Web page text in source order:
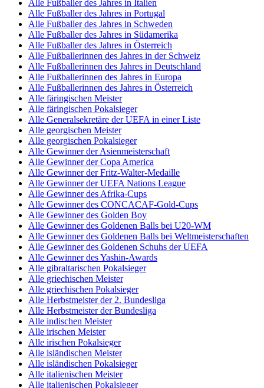
Alle Fußballer des Jahres in Italien
Alle Fußballer des Jahres in Portugal
Alle Fußballer des Jahres in Schweden
Alle Fußballer des Jahres in Südamerika
Alle Fußballer des Jahres in Österreich
Alle Fußballerinnen des Jahres in der Schweiz
Alle Fußballerinnen des Jahres in Deutschland
Alle Fußballerinnen des Jahres in Europa
Alle Fußballerinnen des Jahres in Österreich
Alle färingischen Meister
Alle färingischen Pokalsieger
Alle Generalsekretäre der UEFA in einer Liste
Alle georgischen Meister
Alle georgischen Pokalsieger
Alle Gewinner der Asienmeisterschaft
Alle Gewinner der Copa America
Alle Gewinner der Fritz-Walter-Medaille
Alle Gewinner der UEFA Nations League
Alle Gewinner des Afrika-Cups
Alle Gewinner des CONCACAF-Gold-Cups
Alle Gewinner des Golden Boy
Alle Gewinner des Goldenen Balls bei U20-WM
Alle Gewinner des Goldenen Balls bei Weltmeisterschaften
Alle Gewinner des Goldenen Schuhs der UEFA
Alle Gewinner des Yashin-Awards
Alle gibraltarischen Pokalsieger
Alle griechischen Meister
Alle griechischen Pokalsieger
Alle Herbstmeister der 2. Bundesliga
Alle Herbstmeister der Bundesliga
Alle indischen Meister
Alle irischen Meister
Alle irischen Pokalsieger
Alle isländischen Meister
Alle isländischen Pokalsieger
Alle italienischen Meister
Alle italienischen Pokalsieger